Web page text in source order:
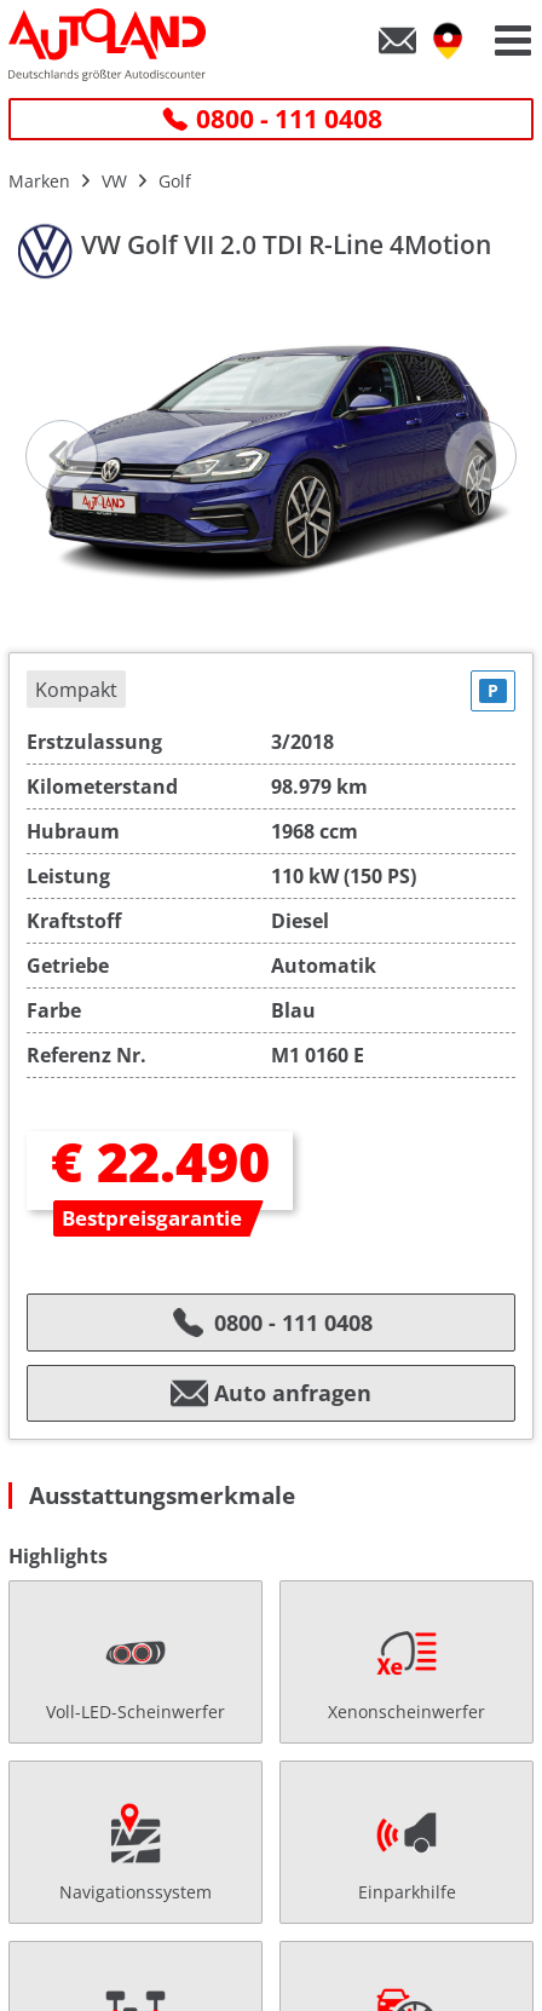
0800 - 111 0408
Marken VW Golf
VW Golf VII 2.0 TDI R-Line 4Motion
Kompakt P
Erstzulassung
3/2018
Kilometerstand
98.979 km
Hubraum
1968 ccm
Leistung
110 kW (150 PS)
Kraftstoff
Diesel
Getriebe
Automatik
Farbe
Blau
Referenz Nr.
M1 0160 E
€ 22.490
Bestpreisgarantie
0800 - 111 0408
Auto anfragen
Ausstattungsmerkmale
Highlights
Voll-LED-Scheinwerfer Xenonscheinwerfer
Navigationssystem Einparkhilfe